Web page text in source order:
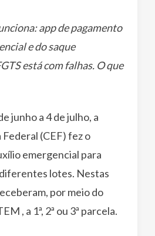
app de pagamento
e do saque
está com falhas. O que
junho a 4 de julho, a
(CEF) fez o
emergencial para
lotes. Nestas
por meio do
, a 1ª, 2ª ou 3ª parcela.